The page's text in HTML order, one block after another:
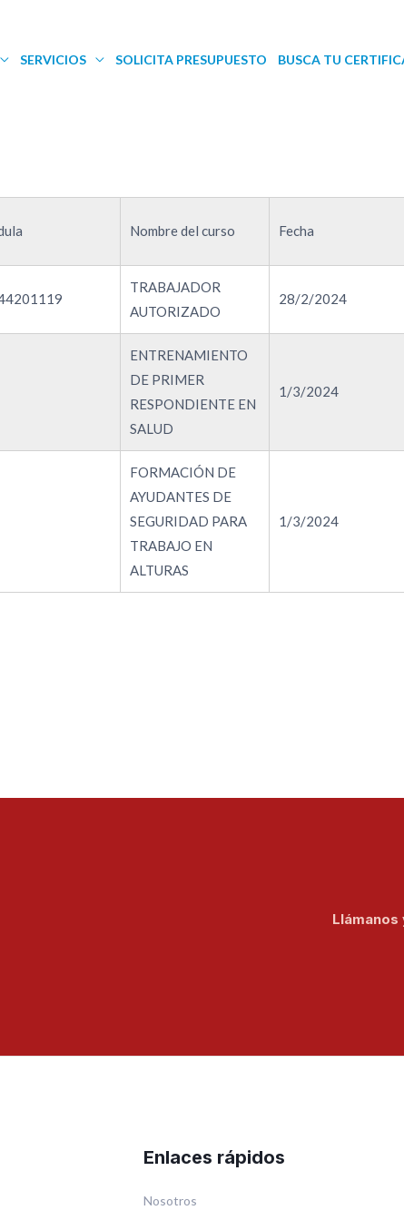
SERVICIOS SOLICITA PRESUPUESTO BUSCA TU
Nombre del curso Fecha
TRABAJADOR
AUTORIZADO
28/2/2024
ENTRENAMIENTO
DE PRIMER
RESPONDIENTE EN
SALUD
1/3/2024
FORMACIÓN DE
AYUDANTES DE
SEGURIDAD PARA
TRABAJO EN
ALTURAS
1/3/2024
Enlaces rápidos
Nosotros